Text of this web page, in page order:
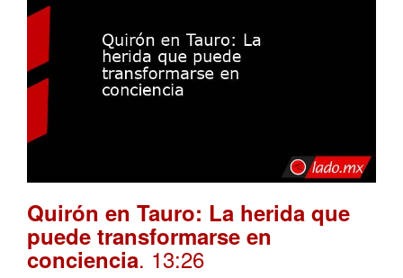
Quirón en Tauro: La herida que
puede transformarse en
conciencia. 13:26